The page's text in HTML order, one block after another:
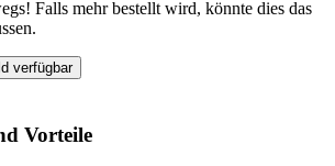
Falls mehr bestellt wird, könnte dies das
verfügbar
Vorteile